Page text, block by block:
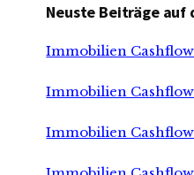
Neuste Beiträge auf
Immobilien
Immobilien
Immobilien